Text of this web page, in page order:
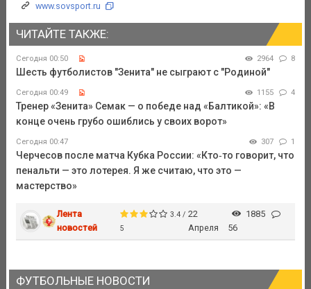
www.sovsport.ru
ЧИТАЙТЕ ТАКЖЕ:
Сегодня 00:50 2964 8
Шесть футболистов "Зенита" не сыграют с "Родиной"
Сегодня 00:49 1155 4
Тренер «Зенита» Семак — о победе над «Балтикой»: «В
конце очень грубо ошиблись у своих ворот»
Сегодня 00:47 307 1
Черчесов после матча Кубка России: «Кто‑то говорит, что
пенальти — это лотерея. Я же считаю, что это —
мастерство»
Лента
новостей
3.4 /
5
22
Апреля
1885
56
ФУТБОЛЬНЫЕ НОВОСТИ